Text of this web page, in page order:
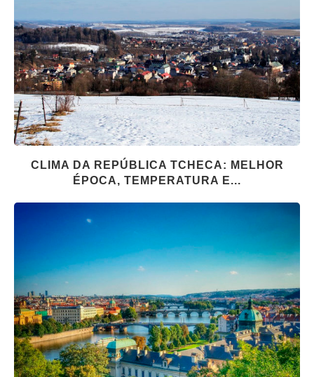
CLIMA DA REPÚBLICA TCHECA: MELHOR
ÉPOCA, TEMPERATURA E...